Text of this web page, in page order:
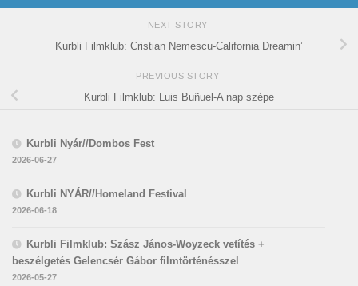
NEXT STORY
Kurbli Filmklub: Cristian Nemescu-California Dreamin’
PREVIOUS STORY
Kurbli Filmklub: Luis Buñuel-A nap szépe
Kurbli Nyár//Dombos Fest
2026-06-27
Kurbli NYÁR//Homeland Festival
2026-06-18
Kurbli Filmklub: Szász János-Woyzeck vetítés +
beszélgetés Gelencsér Gábor filmtörténésszel
2026-05-27